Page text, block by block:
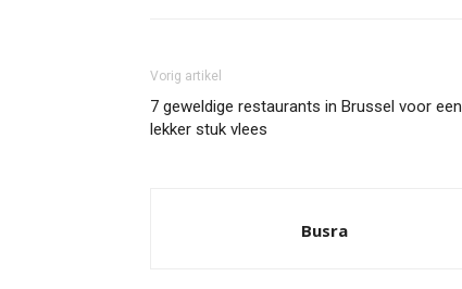
Vorig artikel
7 geweldige restaurants in Brussel voor een
lekker stuk vlees
Busra